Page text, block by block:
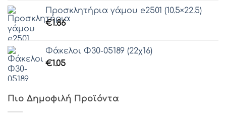
Προσκλητήρια γάμου e2501 (10.5×22.5)
€1.86
Φάκελοι Φ30-05189 (22χ16)
€1.05
Πιο Δημοφιλή Προϊόντα